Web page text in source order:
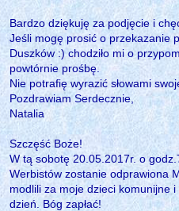
Bardzo dziękuję za podjęcie i
Jeśli mogę prosić o przekazanie
Duszków :) chodziło mi o
powtórnie prośbę.
Nie potrafię wyrazić słowami
Pozdrawiam Serdecznie,
Natalia
Szczęść Boże!
W tą sobotę 20.05.2017r. o
Werbistów zostanie odprawiona
modlili za moje dzieci komunijne
dzień. Bóg zapłać!